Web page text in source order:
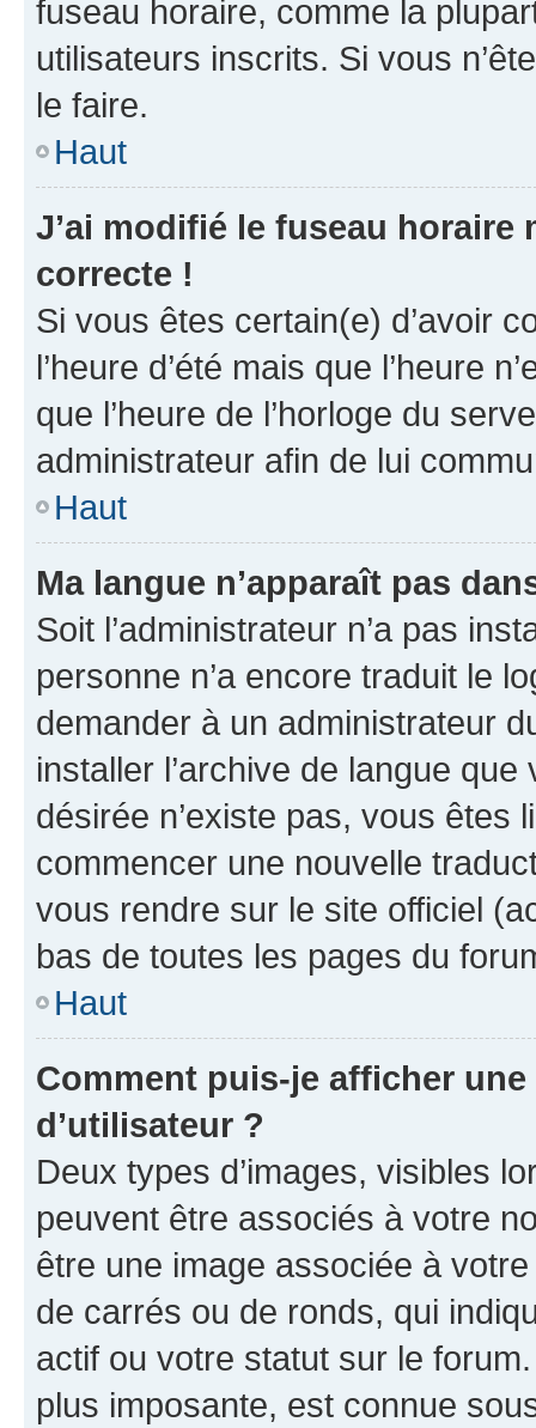
fuseau horaire, comme la
utilisateurs inscrits. Si vous
le faire.
Haut
J’ai modifié le fuseau horaire
correcte !
Si vous êtes certain(e) d’avoir
l’heure d’été mais que l’heure
que l’heure de l’horloge du
administrateur afin de lui
Haut
Ma langue n’apparaît pas
Soit l’administrateur n’a pas
personne n’a encore traduit le
demander à un administrateur
installer l’archive de langue
désirée n’existe pas, vous êtes
commencer une nouvelle
vous rendre sur le site officiel
bas de toutes les pages du
Haut
Comment puis-je afficher
d’utilisateur ?
Deux types d’images, visibles
peuvent être associés à votre
être une image associée à
de carrés ou de ronds, qui
actif ou votre statut sur le
plus imposante, est connue